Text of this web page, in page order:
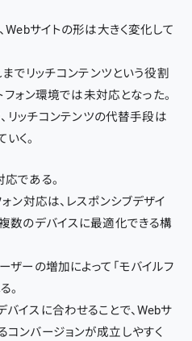
Webサイトの形は大きく変化して
でリッチコンテンツという役割
ォン環境では未対応となった。
リッチコンテンツの代替手段は
く。
である。
ン対応は、レスポンシブデザイ
数のデバイスに最適化できる構
ザーの増加によって「モバイルフ
。
イスに合わせることで、Webサ
ンバージョンが成立しやすく